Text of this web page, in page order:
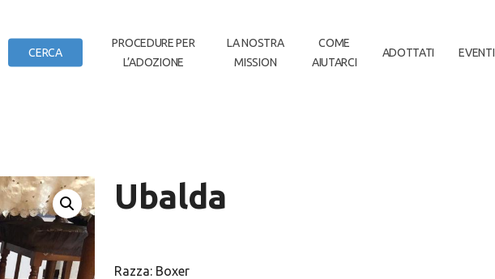
CERCA
PROCEDURE PER
L’ADOZIONE
LA NOSTRA
MISSION
COME
AIUTARCI
ADOTTATI EVENTI
Ubalda
Razza: Boxer